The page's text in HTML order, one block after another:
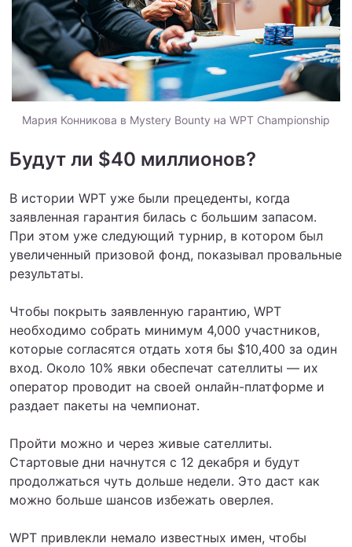
Мария Конникова в Mystery Bounty на WPT Championship
Будут ли $40 миллионов?
В истории WPT уже были прецеденты, когда
заявленная гарантия билась с большим запасом.
При этом уже следующий турнир, в котором был
увеличенный призовой фонд, показывал провальные
результаты.
Чтобы покрыть заявленную гарантию, WPT
необходимо собрать минимум 4,000 участников,
которые согласятся отдать хотя бы $10,400 за один
вход. Около 10% явки обеспечат сателлиты — их
оператор проводит на своей онлайн-платформе и
раздает пакеты на чемпионат.
Пройти можно и через живые сателлиты.
Стартовые дни начнутся с 12 декабря и будут
продолжаться чуть дольше недели. Это даст как
можно больше шансов избежать оверлея.
WPT привлекли немало известных имен, чтобы